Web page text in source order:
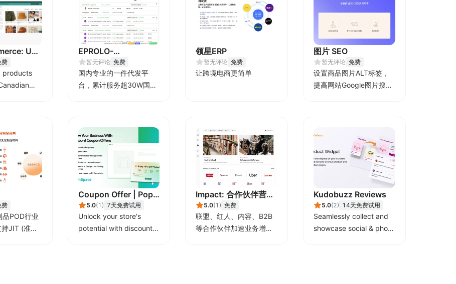
US
费
products
EPROLO-
Dropshipping &
Branding
暂无评论 免费
国内专业的一件代发平
台，累计服务超30W国内
作供应商3W家，自有百万
级SKU. 是跨境中小卖家的
不二选择.
领星ERP
暂无评论 免费
让跨境电商更简单
图片 SEO
暂无评论 免费
设置商品图片ALT标签，
提高网站Google图片搜索
费
品POD行业
JIT (准时
Coupon Offer | Pop-
Up Discount Code
5.0(1 ) 7天免费试用
Unlock your store's
potential with discount
Impact: 合作伙伴营销
管理平台
5.0(1) 免费
联盟、红人、内容、B2B
等合作伙伴加速业务增
Kudobuzz Reviews
5.0(2) 14天免费试用
Seamlessly collect and
showcase social & photo